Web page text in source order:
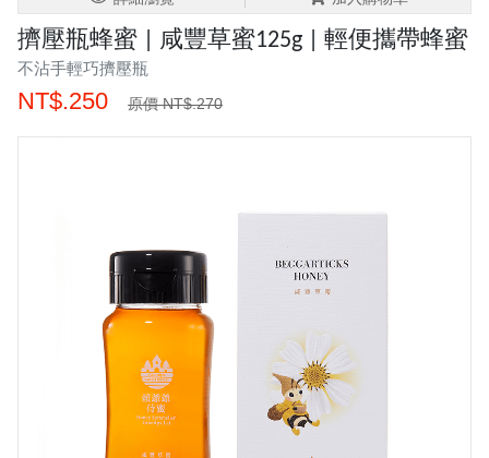
擠壓瓶蜂蜜 | 咸豐草蜜125g | 輕便攜帶蜂蜜
不沾手輕巧擠壓瓶
NT$.250 原價 NT$.270